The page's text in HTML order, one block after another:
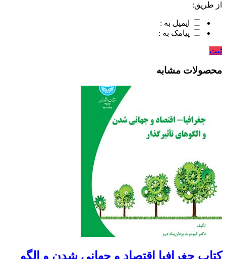
از طریق:
ایمیل به :
پیامک به :
ثبت
محصولات مشابه
کتاب جغرافیا اقتصاد و جهانی شدن و الگو